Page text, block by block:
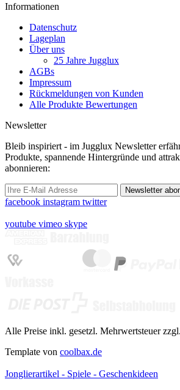
Informationen
Datenschutz
Lageplan
Über uns
25 Jahre Jugglux
AGBs
Impressum
Rückmeldungen von Kunden
Alle Produkte Bewertungen
Newsletter
Bleib inspiriert - im Jugglux Newsletter
Produkte, spannende Hintergründe und
abonnieren:
Newsletter
facebook instagram twitter
youtube vimeo skype
Alle Preise inkl. gesetzl. Mehrwertsteuer zzgl.
Template von coolbax.de
Jonglierartikel - Spiele - Geschenkideen